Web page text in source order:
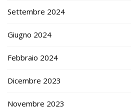
Settembre 2024
Giugno 2024
Febbraio 2024
Dicembre 2023
Novembre 2023